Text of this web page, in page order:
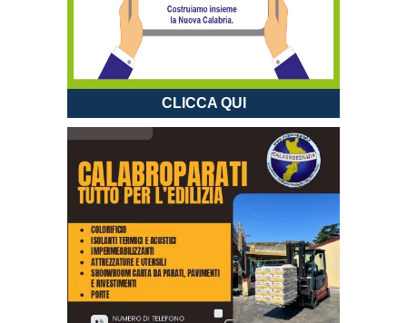
CLICCA QUI